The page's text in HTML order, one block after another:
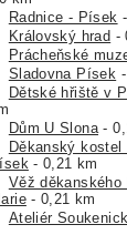
Radnice - Písek
Královský hrad -
Prácheňské
Sladovna Písek
Dětské hřiště v
Dům U Slona-
Děkanský
- 0,21 km
Věž
- 0,21 km
Ateliér